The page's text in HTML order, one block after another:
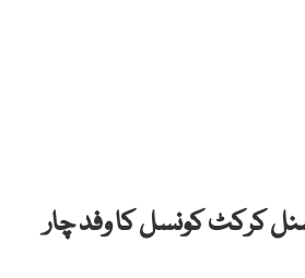
کرکٹ کونسل کا وفد چار